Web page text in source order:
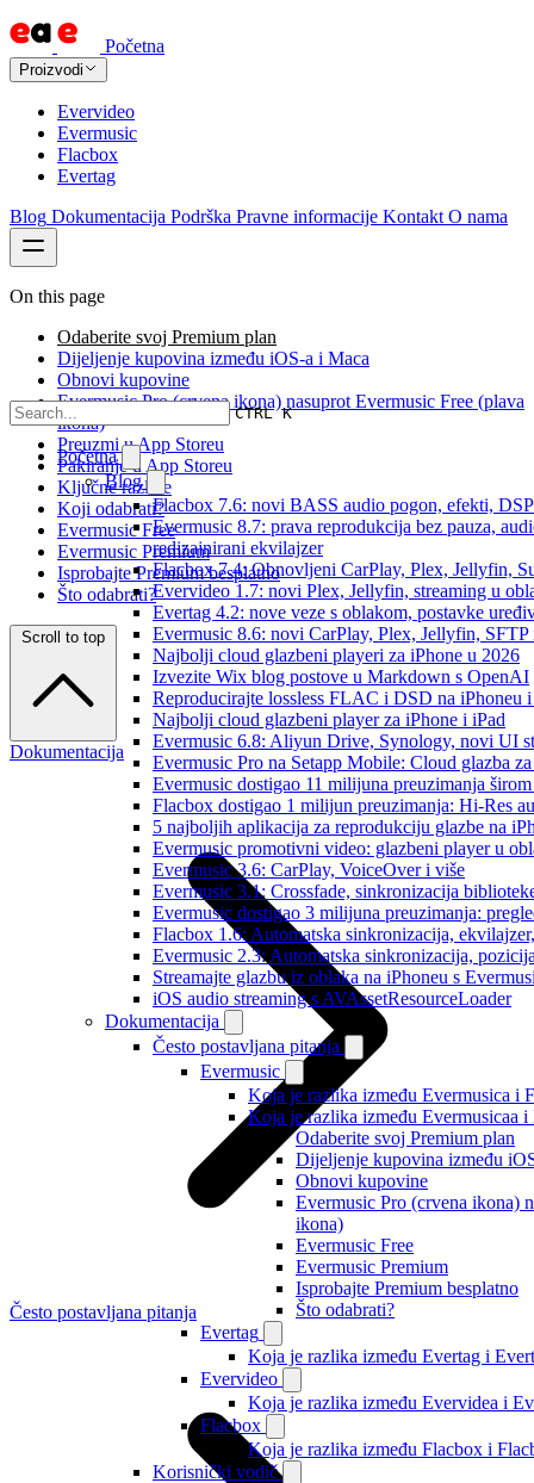
Početna
Proizvodi
Evervideo
Evermusic
Flacbox
Evertag
Blog Dokumentacija Podrška Pravne informacije Kontakt O nama
CTRL K
Početna
Blog
Flacbox 7.6: novi BASS audio pogon, efekti,
Evermusic 8.7: prava reprodukcija bez pauza,
redizajnirani ekvilajzer
Flacbox 7.4: Obnovljeni CarPlay, Plex, Jellyfin,
Evervideo 1.7: novi Plex, Jellyfin, streaming u
Evertag 4.2: nove veze s oblakom, postavke
Evermusic 8.6: novi CarPlay, Plex, Jellyfin,
Najbolji cloud glazbeni playeri za iPhone u 2026
Izvezite Wix blog postove u Markdown s OpenAI
Reproducirajte lossless FLAC i DSD na iPhoneu
Najbolji cloud glazbeni player za iPhone i iPad
Evermusic 6.8: Aliyun Drive, Synology, novi UI
Evermusic Pro na Setapp Mobile: Cloud glazba
Evermusic dostigao 11 milijuna preuzimanja
Flacbox dostigao 1 milijun preuzimanja: Hi-Res
5 najboljih aplikacija za reprodukciju glazbe na
Evermusic promotivni video: glazbeni player u
Evermusic 3.6: CarPlay, VoiceOver i više
Evermusic 3.1: Crossfade, sinkronizacija
Evermusic dostigao 3 milijuna preuzimanja:
Flacbox 1.6: Automatska sinkronizacija,
Evermusic 2.3: Automatska sinkronizacija,
Streamajte glazbu iz oblaka na iPhoneu s
iOS audio streaming s AVAssetResourceLoader
Dokumentacija
Često postavljana pitanja
Evermusic
Koja je razlika između Evermusica i
Koja je razlika između Evermusicaa i
Odaberite svoj Premium plan
Dijeljenje kupovina između
Obnovi kupovine
Evermusic Pro (crvena ikona)
ikona)
Evermusic Free
Evermusic Premium
Isprobajte Premium besplatno
Što odabrati?
Evertag
Koja je razlika između Evertag i
Evervideo
Koja je razlika između Evervidea i
Flacbox
Koja je razlika između Flacbox i
Korisnički vodič
On this page
Odaberite svoj Premium plan
Dijeljenje kupovina između iOS-a i Maca
Obnovi kupovine
Evermusic Pro (crvena ikona) nasuprot Evermusic Free (plava
ikona)
Preuzmi u App Storeu
Pakiranje u App Storeu
Ključne razlike
Koji odabrati?
Evermusic Free
Evermusic Premium
Isprobajte Premium besplatno
Što odabrati?
Scroll to top
Dokumentacija
Često postavljana pitanja